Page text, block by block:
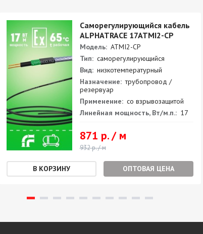
Саморегулирующийся кабель
ALPHATRACE 17ATMI2-CP
Модель: ATMI2-CP
Тип: саморегулирующийся
Вид: низкотемпературный
Назначение: трубопровод /
резервуар
Применение: со взрывозащитой
Линейная мощность, Вт/м.п.: 17
871 р. / м
932 р. / м
ОПТОВАЯ ЦЕНА